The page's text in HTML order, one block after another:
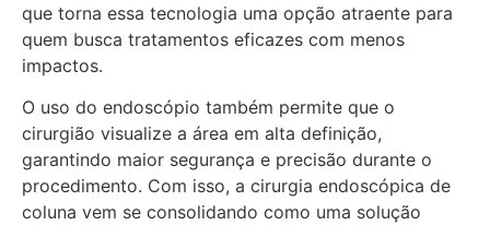
que torna essa tecnologia uma opção atraente para
quem busca tratamentos eficazes com menos
impactos.
O uso do endoscópio também permite que o
cirurgião visualize a área em alta definição,
garantindo maior segurança e precisão durante o
procedimento. Com isso, a cirurgia endoscópica de
coluna vem se consolidando como uma solução